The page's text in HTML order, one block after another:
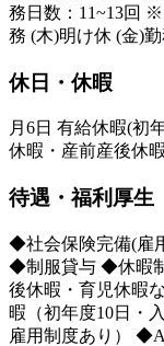
務日数：11~13回
務 (木)明け休 (金)
休日・休暇
月6日 有給休暇(初
休暇・産前産後休
待遇・福利厚生
◆社会保険完備(雇
◆制服貸与 ◆休暇
後休暇・育児休暇
暇（初年度10日・
雇用制度あり）